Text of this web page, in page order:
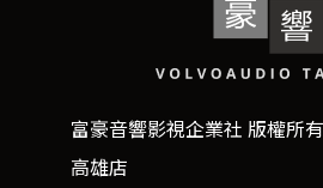
富豪音響影視企業社 版權所有
高雄店